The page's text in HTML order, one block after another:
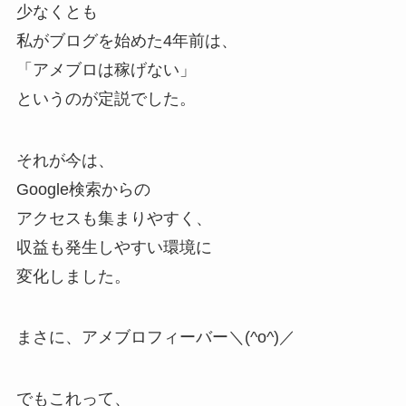
少なくとも
私がブログを始めた4年前は、
「アメブロは稼げない」
というのが定説でした。
それが今は、
Google検索からの
アクセスも集まりやすく、
収益も発生しやすい環境に
変化しました。
まさに、アメブロフィーバー＼(^o^)／
でもこれって、